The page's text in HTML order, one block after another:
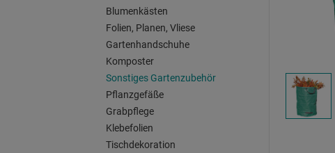
Blumenkästen
Folien, Planen, Vliese
Gartenhandschuhe
Komposter
Sonstiges Gartenzubehör
Pflanzgefäße
Grabpflege
Klebefolien
Tischdekoration